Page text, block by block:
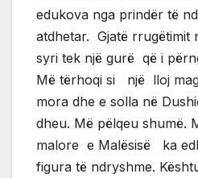
edukova nga prindër të
atdhetar. Gjatë rrugëtimit
syri tek një gurë që i
Më tërhoqi si një lloj
mora dhe e solla në
dheu. Më pëlqeu shumë.
malore e Malësisë ka
figura të ndryshme.